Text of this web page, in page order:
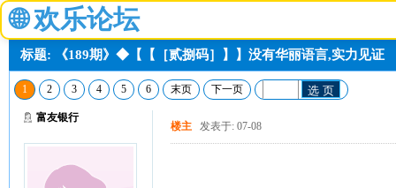
🌐 欢乐论坛
标题: 《189期》◆【【［贰捌码］】】没有华丽语言,实力见证
1 2 3 4 5 6 末页 下一页 选 页
富友银行
楼主 发表于: 07-08